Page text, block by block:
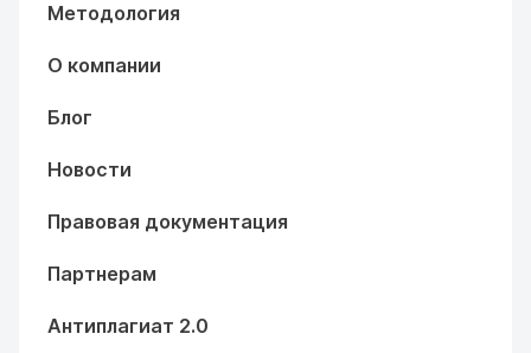
Методология
О компании
Блог
Новости
Правовая документация
Партнерам
Антиплагиат 2.0